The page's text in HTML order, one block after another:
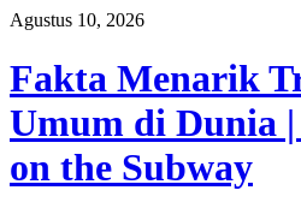
Skip
content
Agustus 10, 2026
Fakta Menarik
Umum di Dunia |
on the Subway